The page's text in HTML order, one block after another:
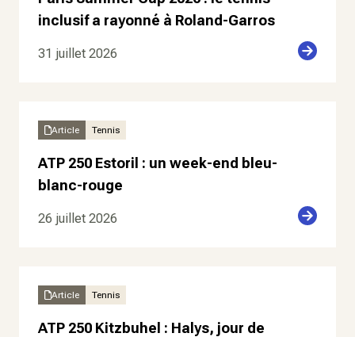
inclusif a rayonné à Roland-Garros
31 juillet 2026
Article Tennis
ATP 250 Estoril : un week-end bleu-
blanc-rouge
26 juillet 2026
Article Tennis
ATP 250 Kitzbuhel : Halys, jour de